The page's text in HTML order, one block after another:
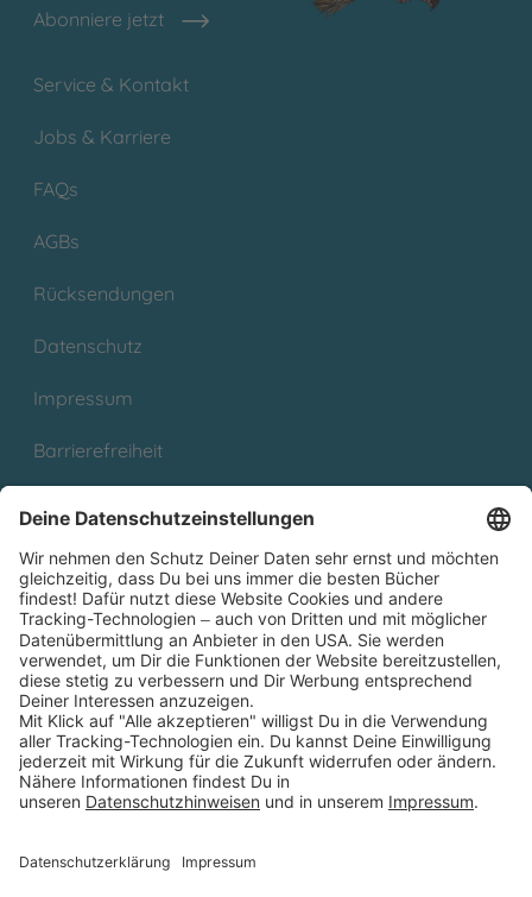
Abonniere jetzt
Service & Kontakt
Jobs & Karriere
FAQs
AGBs
Rücksendungen
Datenschutz
Impressum
Barrierefreiheit
Partnerprogramm (Affiliate)
Folge uns auf
* Versandkostenfrei ab 9,00 € Bestellwert innerhalb
Deutschlands
** Lieferzeit 1-3 Werktage innerhalb Deutschlands
Thienemann-Esslinger Verlag GmbH, Blumenstraße 36, D-70182